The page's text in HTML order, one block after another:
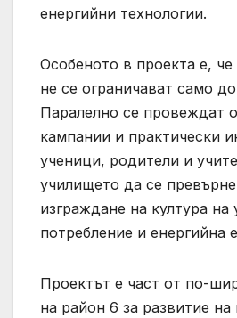
енергийни технологии.
Особеното в проекта е,
не се ограничават само
Паралелно се провеждат
кампании и практически
ученици, родители и
училището да се
изграждане на култура на
потребление и енергийна
Проектът е част от по-
на район 6 за развитие